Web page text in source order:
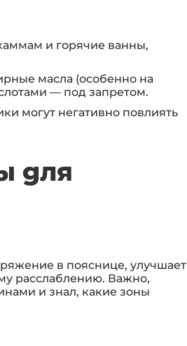
и горячие ванны,
масла (особенно на
— под запретом.
могут негативно повлиять
для
в пояснице, улучшает
расслаблению. Важно,
и знал, какие зоны